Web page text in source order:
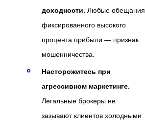
доходности. Любые обещания
фиксированного высокого
процента прибыли — признак
мошенничества.
Насторожитесь при
агрессивном маркетинге.
Легальные брокеры не
зазывают клиентов холодными